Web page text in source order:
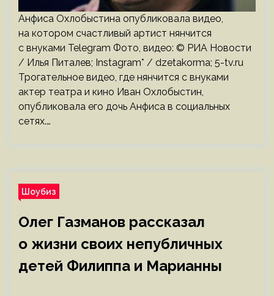
Анфиса Охлобыстина опубликовала видео,
на котором счастливый артист нянчится
с внуками Telegram Фото, видео: © РИА Новости
/ Илья Питалев; Instagram* / dzetakorma; 5-tv.ru
Трогательное видео, где нянчится с внуками
актер театра и кино Иван Охлобыстин,
опубликовала его дочь Анфиса в социальных
сетях.…
Шоубиз
Олег Газманов рассказал
о жизни своих непубличных
детей Филиппа и Марианны